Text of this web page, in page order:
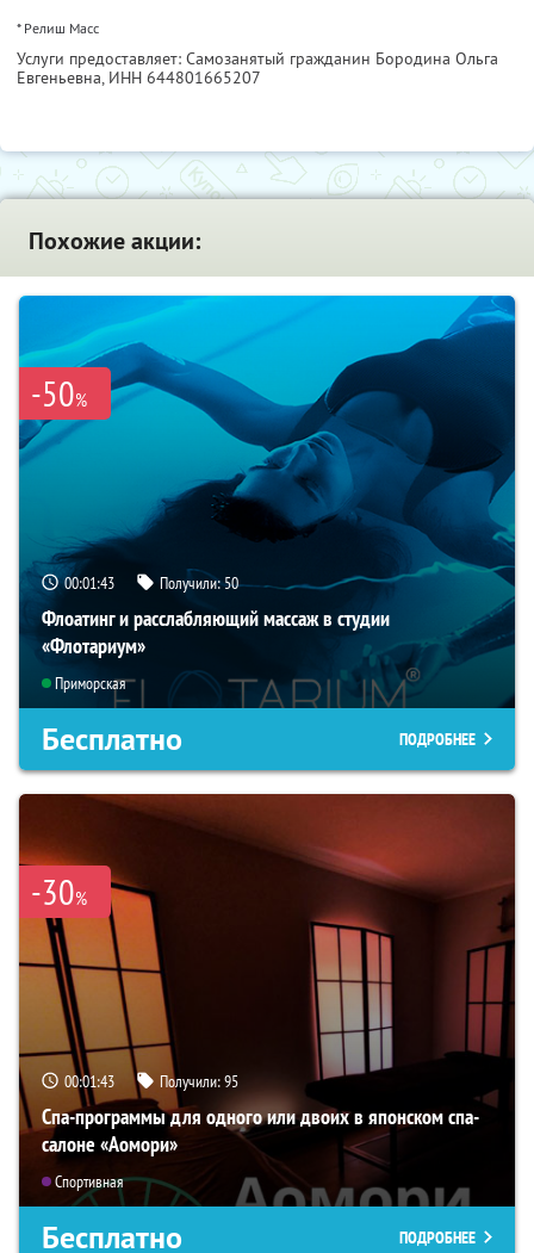
* Релиш Масс
Услуги предоставляет: Самозанятый гражданин Бородина Ольга
Евгеньевна, ИНН 644801665207
Похожие акции:
-50%
00:01:42 Получили:50
Флоатинг и расслабляющий массаж в студии
«Флотариум»
Приморская
Бесплатно ПОДРОБНЕЕ
-30%
00:01:42 Получили:95
Спа-программы для одного или двоих в японском спа-
салоне «Аомори»
Спортивная
Бесплатно ПОДРОБНЕЕ